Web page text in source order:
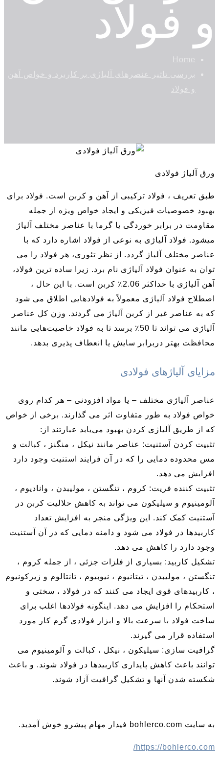
و فولاد
Home
بررسی تاثیر عنصرهای آلیاژی بر کاربرد و خواص آهن
و فولاد
ورق آلیاژ فولادی
طبق تعریف ، فولاد ترکیبی از آهن و کربن است. فولاد برای
بهبود خصوصیات فیزیکی و ایجاد خواص ویژه از جمله
مقاومت در برابر خوردگی یا گرما با عناصر مختلف آلیاژ
میشود. فولاد آلیاژی به نوعی از فولاد اشاره دارد که با
عناصر مختلف آلیاژ گردد. از نظر تئوری، هر فولاد را می
توان به عنوان فولاد آلیاژی نام برد. زیرا ساده ترین فولاد،
آهن آلیاژی با حداکثر 2.06٪ کربن است. با این حال ،
اصطلاح فولاد آلیاژی معمولاً به فولادهایی اطلاق می شود
که به عناصر غیر از کربن آلیاژ می گردند. وزن کل عناصر
آلیاژی می تواند تا 50٪ برسد تا به فولاد خاصیت‌هایی مانند
محافظت بهتر دربرابر سایش یا انعطاف پذیری بدهد.
مزایای آلیاژهای فولادی
عناصر آلیاژی مختلف – یا مواد افزودنی – هر کدام روی
خواص فولاد به طور متفاوت اثر می گذارند. برخی از خواص
که از طریق آلیاژی کردن بهبود می‌یابد عبارتند از:
تثبیت کردن آستنیت: عناصر مانند نیکل ، منگنز ، کبالت و
مس محدوده دمایی را که در آن فرایند استنیت وجود دارد
افزایش می دهد.
تثبیت کننده فریت: کروم ، تنگستن ، مولیبدن ، وانادیوم ،
آلومینیوم و سیلیکون می تواند به کاهش حلالیت کربن در
آستنیت کمک کند. این ویژگی منجر به افزایش تعداد
کاربیدها در فولاد می شود و دامنه دمایی که در آن آستنیت
وجود دارد را کاهش می دهد.
تشکیل کاربید: بسیاری از فلزات جزئی ، از جمله کروم ،
تنگستن ، مولیبدن ، تیتانیوم ، نیوبیوم ، تانتالوم و زیرکونیوم
، کاربیدهای قوی ایجاد می کنند که در فولاد ، سختی و
استحکام را افزایش می دهد. اینگونه فولادها اغلب برای
ساخت فولاد با سرعت بالا و ابزار فولادی گرم کار مورد
استفاده قرار می گیرند.
گرافیت سازی: سیلیکون ، نیکل ، کبالت و آلومینیوم می
توانند باعث کاهش پایداری کاربیدها در فولاد شوند. و باعث
شکسته شدن آنها و تشکیل گرافیت آزاد شوند.
به سایت bohlerco.com فیدار مهام پیشرو خوش آمدید.
https://bohlerco.com/